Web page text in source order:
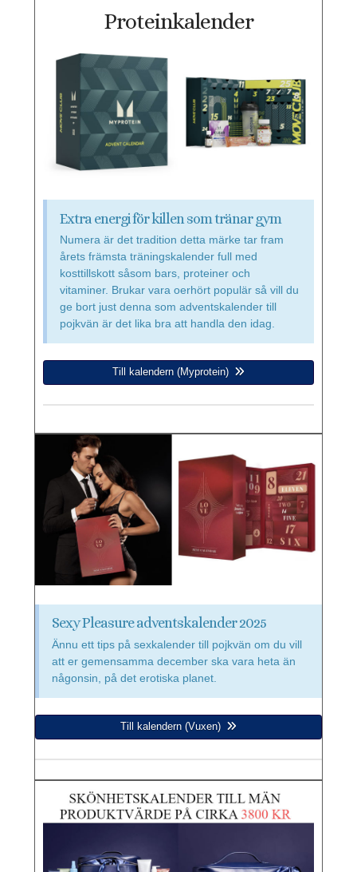
Proteinkalender
Extra energi för killen som tränar gym
Numera är det tradition detta märke tar fram
årets främsta träningskalender full med
kosttillskott såsom bars, proteiner och
vitaminer. Brukar vara oerhört populär så vill du
ge bort just denna som adventskalender till
pojkvän är det lika bra att handla den idag.
Till kalendern (Myprotein)
Sexy Pleasure adventskalender 2025
Ännu ett tips på sexkalender till pojkvän om du vill
att er gemensamma december ska vara heta än
någonsin, på det erotiska planet.
Till kalendern (Vuxen)